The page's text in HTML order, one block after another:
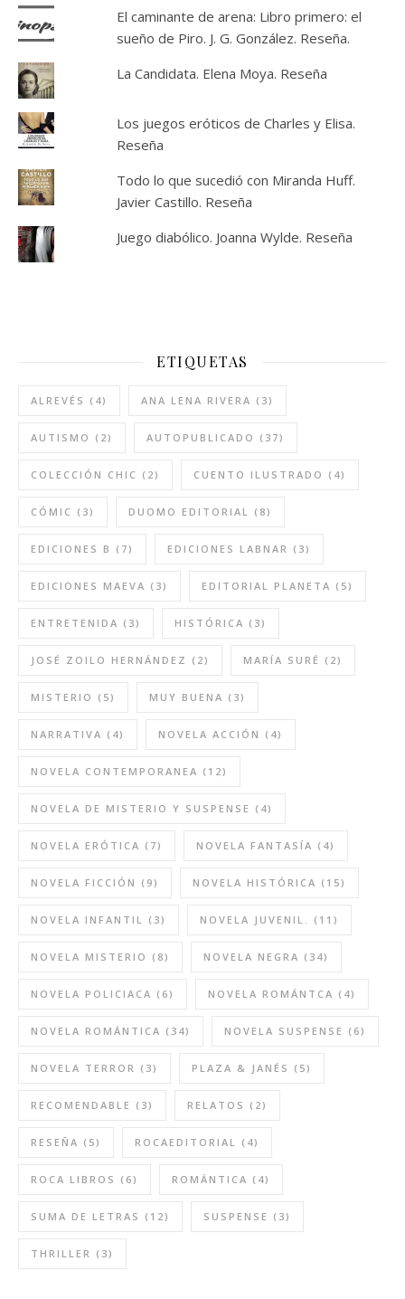
El caminante de arena: Libro primero: el
sueño de Piro. J. G. González. Reseña.
La Candidata. Elena Moya. Reseña
Los juegos eróticos de Charles y Elisa.
Reseña
Todo lo que sucedió con Miranda Huff.
Javier Castillo. Reseña
Juego diabólico. Joanna Wylde. Reseña
ETIQUETAS
ALREVÉS (4) ANA LENA RIVERA (3)
AUTISMO (2) AUTOPUBLICADO (37)
COLECCIÓN CHIC (2) CUENTO ILUSTRADO (4)
CÓMIC (3) DUOMO EDITORIAL (8)
EDICIONES B (7) EDICIONES LABNAR (3)
EDICIONES MAEVA (3) EDITORIAL PLANETA (5)
ENTRETENIDA (3) HISTÓRICA (3)
JOSÉ ZOILO HERNÁNDEZ (2) MARÍA SURÉ (2)
MISTERIO (5) MUY BUENA (3)
NARRATIVA (4) NOVELA ACCIÓN (4)
NOVELA CONTEMPORANEA (12)
NOVELA DE MISTERIO Y SUSPENSE (4)
NOVELA ERÓTICA (7) NOVELA FANTASÍA (4)
NOVELA FICCIÓN (9) NOVELA HISTÓRICA (15)
NOVELA INFANTIL (3) NOVELA JUVENIL. (11)
NOVELA MISTERIO (8) NOVELA NEGRA (34)
NOVELA POLICIACA (6) NOVELA ROMÁNTCA (4)
NOVELA ROMÁNTICA (34) NOVELA SUSPENSE (6)
NOVELA TERROR (3) PLAZA & JANÉS (5)
RECOMENDABLE (3) RELATOS (2)
RESEÑA (5) ROCAEDITORIAL (4)
ROCA LIBROS (6) ROMÁNTICA (4)
SUMA DE LETRAS (12) SUSPENSE (3)
THRILLER (3)